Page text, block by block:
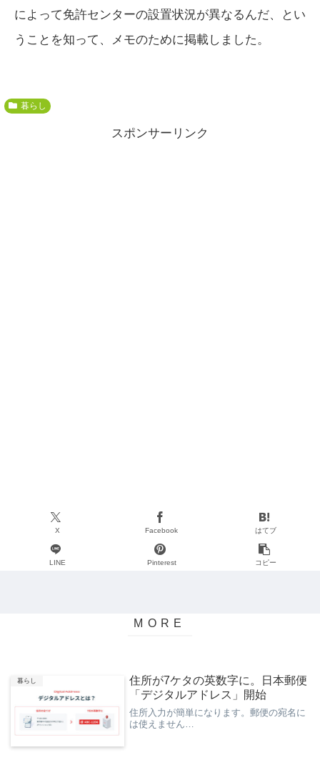
によって免許センターの設置状況が異なるんだ、とい
うことを知って、メモのために掲載しました。
暮らし
スポンサーリンク
X Facebook はてブ
LINE Pinterest コピー
暮らし
住所が7ケタの英数字に。日本郵便
「デジタルアドレス」開始
住所入力が簡単になります。郵便の宛名に
は使えません…